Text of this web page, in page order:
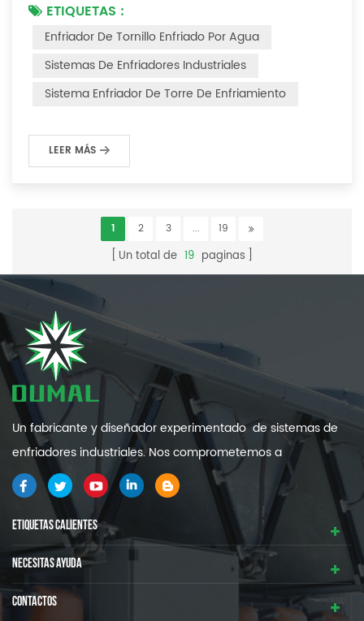
el enfriador de tornillo más adecuados ? De hecho,
existe una fórmula de selección simple: Capacidad
frigorífica = caudal de agua enfriada * 4,187 *
flujo de agua enfriada se refier...
ETIQUETAS :
Enfriador De Tornillo Enfriado Por Agua
Sistemas De Enfriadores Industriales
Sistema Enfriador De Torre De Enfriamiento
LEER MÁS
1 2 3 ... 19
Un total de 19 paginas
Un fabricante y diseñador experimentado de sistemas de
enfriadores industriales. Nos comprometemos a
proporcionarle sistemas de refrigeración industrial de alta
calidad y eficiencia .
ETIQUETAS CALIENTES
NECESITAS AYUDA
CONTACTOS